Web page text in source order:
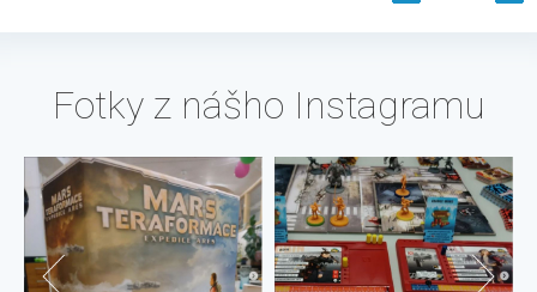
Fotky z nášho Instagramu